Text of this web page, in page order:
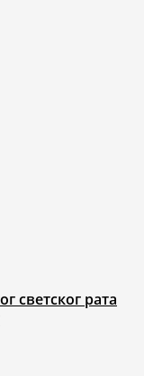
светског рата